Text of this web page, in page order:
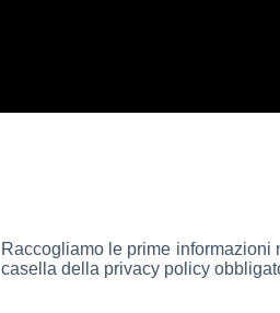
Raccogliamo le prime
casella della privacy policy